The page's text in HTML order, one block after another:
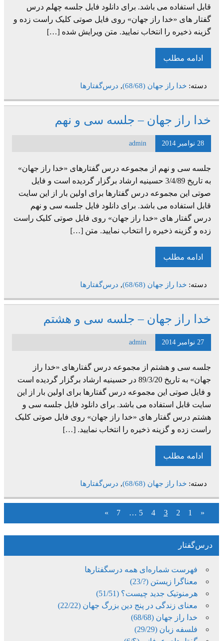
قابل استفاده می باشد. برای دانلود فایل جلسه چهلم درس
گفتار های «خدا راز جهان» روی فایل صوتی کلیک راست زده و
گزینه ذخیره را انتخاب نمایید. متن ویرایش شده […]
ادامه مطلب
دسته: خدا راز جهان (68/68) , درس‌گفتارها
خدا راز جهان – جلسه سی و نهم
28 نوامبر 2014 admin
جلسه سی و نهم از مجموعه درس گفتارهای «خدا راز جهان»
به تاریخ 3/4/89 حسینیه ارشاد برگزار گردیده است و فایل
صوتی این مجموعه درس گفتارها برای اولین بار از این سایت
قابل استفاده می باشد. برای دانلود فایل جلسه سی و نهم
درس گفتار های «خدا راز جهان» روی فایل صوتی کلیک راست
زده و گزینه ذخیره را انتخاب نمایید. متن […]
ادامه مطلب
دسته: خدا راز جهان (68/68) , درس‌گفتارها
خدا راز جهان – جلسه سی و هشتم
27 نوامبر 2014 admin
جلسه سی و هشتم از مجموعه درس گفتارهای «خدا راز
جهان» به تاریخ 89/3/20 در حسینیه ارشاد برگزار گردیده است
و فایل صوتی این مجموعه درس گفتارها برای اولین بار از این
سایت قابل استفاده می باشد. برای دانلود فایل جلسه سی و
هشتم درس گفتار های «خدا راز جهان» روی فایل صوتی کلیک
راست زده و گزینه ذخیره را انتخاب نمایید. […]
ادامه مطلب
دسته: خدا راز جهان (68/68) , درس‌گفتارها
«
1
2
3
4
5
…
7
»
درس‌گفتار
فهرست شماره‌ای همه درسگفتارها
معناگرا زیستن (?/23)
هرمنوتیک جدید چیست؟ (51/51)
معنای زندگی در پنج دین بزرگ جهان (22/22)
خدا راز جهان (68/68)
فلسفه زبان (29/29)